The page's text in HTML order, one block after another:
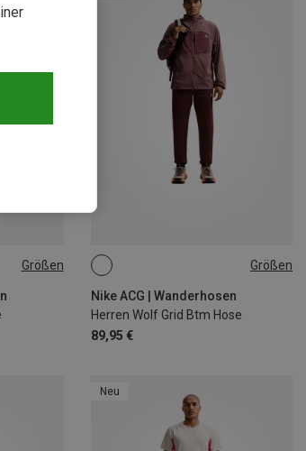
Größen Größen
Nike ACG | Wanderhosen
Herren Wolf Grid Btm Hose
89,95 €
S
Neu